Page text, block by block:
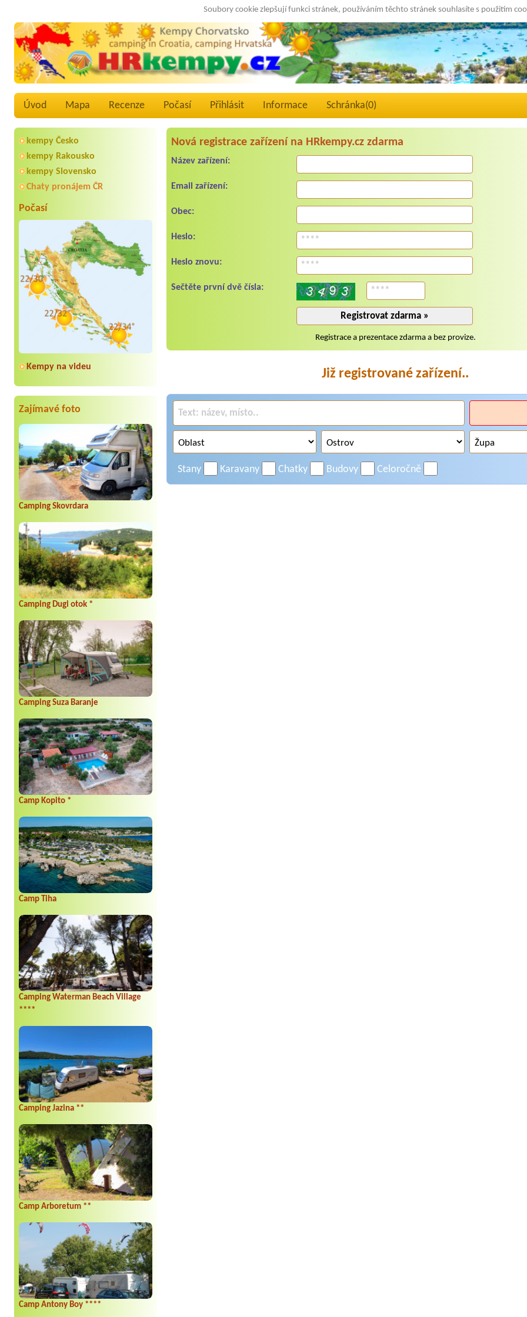
Soubory cookie zlepšují funkci stránek, používáním těchto stránek souhlasíte s použitím
Úvod Mapa Recenze Počasí Přihlásit Informace Schránka(0)
kempy Česko
kempy Rakousko
kempy Slovensko
Chaty pronájem ČR
Počasí
Kempy na videu
Zajímavé foto
Camping Skovrdara
Camping Dugi otok *
Camping Suza Baranje
Camp Kopito *
Camp Tiha
Camping Waterman Beach Village
****
Camping Jazina **
Camp Arboretum **
Camp Antony Boy ****
Nová registrace zařízení na HRkempy.cz zdarma
Název zařízení:
Email zařízení:
Obec:
Heslo:
Heslo znovu:
Sečtěte první dvě čísla:
Registrace a prezentace zdarma a bez provize.
Již registrované zařízení..
Stany Karavany Chatky Budovy Celoročně